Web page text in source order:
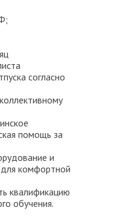
согласно
помощь за
и
комфортной
квалификацию
обучения.